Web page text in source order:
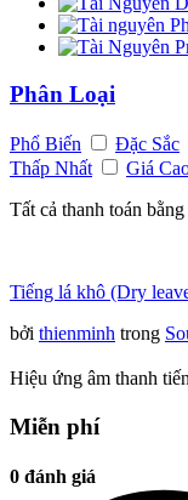
Phân Loại
Phổ Biến Đặc Sắc
Thấp Nhất
Giá
Tất cả thanh toán
Tiếng lá khô (Dry
bởi thienminh trong
Hiệu ứng âm thanh
Miễn phí
0 đánh giá